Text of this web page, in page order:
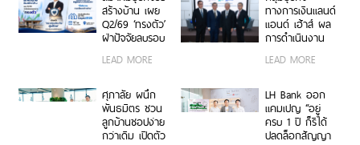
ได้”
สร้างบ้าน เผย
Q2/69 ‘ทรงตัว’
ฝ่าปัจจัยลบรอบ
‘กองทุนประกันผู้
เชื่อมั่น ลุยอีเวนต์
ใหญ่ปลุกตลาด
ครึ่งปีหลัง
LEAD MORE
ทางการเงินแลนด์
แอนด์ เฮ้าส์ ผล
การดำเนินงาน
กำไรสุทธิ 1,538.6
37.3% สินเชื่อโต
6.7%
LEAD MORE
ศุภาลัย ผนึก
พันธมิตร ชวน
ลูกบ้านชอปง่าย
กว่าเดิม เปิดตัว
LH Bank ออก
แคมเปญ “อยู่
ครบ 1 ปี ก็รีได้
ปลดล็อกสัญญา